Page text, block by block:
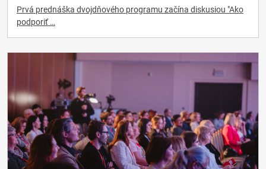
Prvá prednáška dvojdňového programu začína diskusiou "Ako
podporiť …